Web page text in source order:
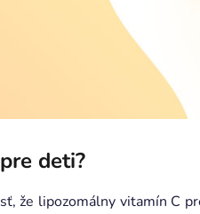
deti?
že lipozomálny vitamín C